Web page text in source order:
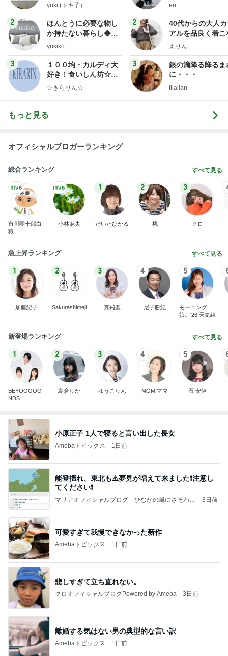
yuki (ドキ子）
2
ほんとうに必要な物し
か持たない暮らし◆Ke
ep Life Simple◆〜イ
yukiko
3
１００均・カルディ大
好き！食いしん坊☆き
らりん☆のブログ
☆きらりん☆
eri.
2
40代からの大人
アルを品良く着こ
ファッションブロ
えりん
3
銀の滴降る降るま
に・・・
illallan
もっと見る
オフィシャルブロガーランキング
総合ランキング すべて見る
市川團十郎白
猿
小林麻央
1
だいたひかる
2
桃
3
クロ
急上昇ランキング すべて見る
1
加藤紀子
2
Sakurashimeji
3
真飛聖
4
尼子勝紀
5
モーニング
娘。'26 天気組
新登場ランキング すべて見る
1
BEYOOOOO
NDS
2
島倉りか
3
ゆうこりん
4
MOMIママ
5
石 安伊
小原正子 1人で寝ると言い出した長女
Amebaトピックス 1日前
能登揺れ、東北も⚠️夢見が増えて来ました❗️注意し
てください❗️
マリアオフィシャルブログ「ひむかの風にさそわれ
3日前
可愛すぎて我慢できなかった新作
Amebaトピックス 1日前
悲しすぎて立ち直れない。
クロオフィシャルブログPowered by Ameba 3日前
離婚する気はない男の典型的な言い訳
Amebaトピックス 1日前